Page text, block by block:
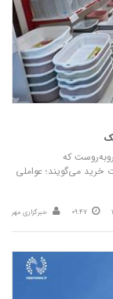
روبه‌روست که
خرید می‌گویند؛ عواملی
09:47 خبرگزاری مهر